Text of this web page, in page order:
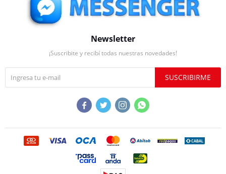
Newsletter
¡Suscribite y recibí todas nuestras novedades!
SUSCRIBIRME
   